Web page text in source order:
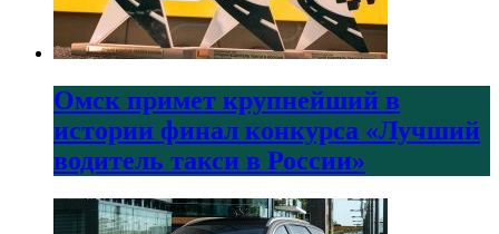
Омск примет крупнейший в
истории финал конкурса «Лучший
водитель такси в России»